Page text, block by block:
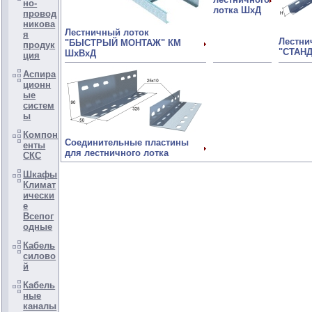
но-
провод
никова
я
продук
ция
Аспира
ционн
ые
систем
ы
Компон
енты
СКС
Шкафы
Климат
ически
е
Всепог
одные
Кабель
силово
й
Кабель
ные
каналы
Лестничный лоток
"БЫСТРЫЙ МОНТАЖ" КМ
ШхВхД
лотка ШхД
Соединительные пластины
для лестничного лотка